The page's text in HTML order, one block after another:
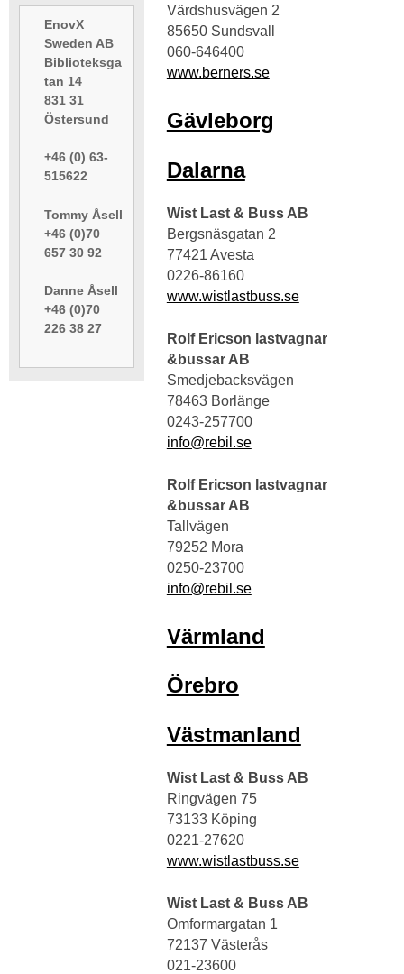
EnovX
Sweden AB
Biblioteksga
tan 14
831 31
Östersund
+46 (0) 63-
515622
Tommy Åsell
+46 (0)70
657 30 92
Danne Åsell
+46 (0)70
226 38 27
Värdshusvägen 2
85650 Sundsvall
060-646400
www.berners.se
Gävleborg
Dalarna
Wist Last & Buss AB
Bergsnäsgatan 2
77421 Avesta
0226-86160
www.wistlastbuss.se
Rolf Ericson lastvagnar
&bussar AB
Smedjebacksvägen
78463 Borlänge
0243-257700
info@rebil.se
Rolf Ericson lastvagnar
&bussar AB
Tallvägen
79252 Mora
0250-23700
info@rebil.se
Värmland
Örebro
Västmanland
Wist Last & Buss AB
Ringvägen 75
73133 Köping
0221-27620
www.wistlastbuss.se
Wist Last & Buss AB
Omformargatan 1
72137 Västerås
021-23600